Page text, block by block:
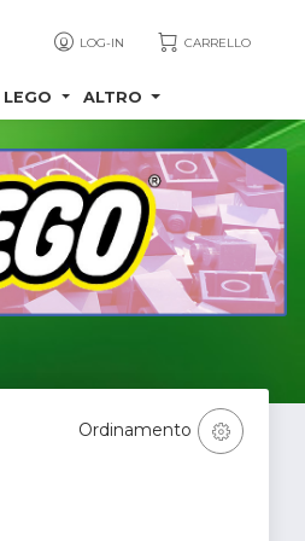
LOG-IN CARRELLO
LEGO ALTRO
Ordinamento